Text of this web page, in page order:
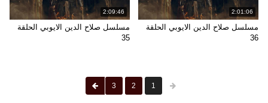
2:01:06
مسلسل صلاح الدين الايوبي الحلقة
36
2:09:46
مسلسل صلاح الدين الايوبي الحلقة
35
1
2
3